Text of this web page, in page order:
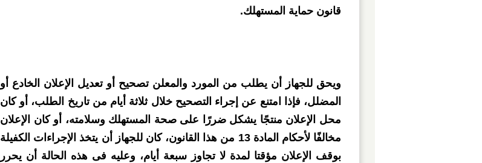
قانون حماية المستهلك.
ويحق للجهاز أن يطلب من المورد والمعلن تصحيح أو تعديل الإعلان الخادع أو
المضلل، فإذا امتنع عن إجراء التصحيح خلال ثلاثة أيام من تاريخ الطلب، أو كان
محل الإعلان منتجًا يشكل ضررًا على صحة المستهلك وسلامته، أو كان الإعلان
مخالفًا لأحكام المادة 13 من هذا القانون، كان للجهاز أن يتخذ الإجراءات الكفيلة
بوقف الإعلان مؤقتا لمدة لا تجاوز سبعة أيام، وعليه فى هذه الحالة أن يحرر